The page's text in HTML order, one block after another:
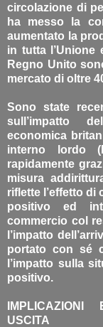
circolazione di
ha messo la
aumentato la
in tutta l’Unione
Regno Unito
mercato di oltre
Sono state
sull’impatto
economica
interno lordo
rapidamente
misura
riflette l’effetto di
positivo ed
commercio col
l’impatto
portato con sé
l’impatto sulla
positivo.
IMPLICAZIONI
USCITA